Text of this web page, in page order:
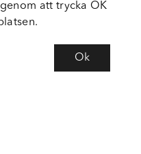
att trycka OK
Ok